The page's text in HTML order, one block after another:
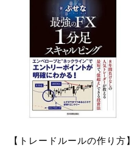
【トレードルールの作り方】